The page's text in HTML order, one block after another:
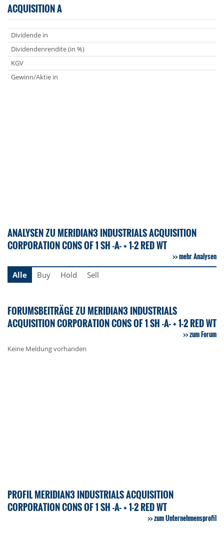
ACQUISITION A
Dividende in
Dividendenrendite (in %)
KGV
Gewinn/Aktie in
ANALYSEN ZU MERIDIAN3 INDUSTRIALS ACQUISITION
CORPORATION CONS OF 1 SH -A- + 1-2 RED WT
mehr Analysen
Alle
Buy Hold Sell
FORUMSBEITRÄGE ZU MERIDIAN3 INDUSTRIALS
ACQUISITION CORPORATION CONS OF 1 SH -A- + 1-2 RED WT
zum Forum
Keine Meldung vorhanden
PROFIL MERIDIAN3 INDUSTRIALS ACQUISITION
CORPORATION CONS OF 1 SH -A- + 1-2 RED WT
zum Unternehmensprofil